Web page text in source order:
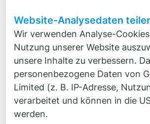
E-Mail
Telefon (optional)
Nachricht
Website-Analysedaten
Wir verwenden Analyse-
Nutzung unserer Website
unsere Inhalte zu verbessern.
personenbezogene Daten von
Limited (z. B. IP-Adresse,
verarbeitet und können in die
werden.